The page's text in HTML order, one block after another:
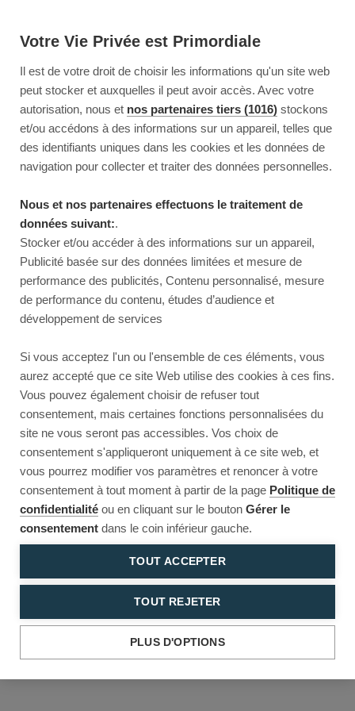
Votre Vie Privée est Primordiale
Il est de votre droit de choisir les informations qu'un site web
peut stocker et auxquelles il peut avoir accès. Avec votre
autorisation, nous et nos partenaires tiers (1016) stockons
et/ou accédons à des informations sur un appareil, telles que
des identifiants uniques dans les cookies et les données de
navigation pour collecter et traiter des données personnelles.
Nous et nos partenaires effectuons le traitement de
données suivant:.
Stocker et/ou accéder à des informations sur un appareil,
Publicité basée sur des données limitées et mesure de
performance des publicités, Contenu personnalisé, mesure
de performance du contenu, études d’audience et
développement de services
Si vous acceptez l'un ou l'ensemble de ces éléments, vous
aurez accepté que ce site Web utilise des cookies à ces fins.
Vous pouvez également choisir de refuser tout
consentement, mais certaines fonctions personnalisées du
site ne vous seront pas accessibles. Vos choix de
consentement s'appliqueront uniquement à ce site web, et
vous pourrez modifier vos paramètres et renoncer à votre
consentement à tout moment à partir de la page Politique de
confidentialité ou en cliquant sur le bouton Gérer le
consentement dans le coin inférieur gauche.
TOUT ACCEPTER
TOUT REJETER
PLUS D'OPTIONS
Reload to try again, or go back.
Reload Back